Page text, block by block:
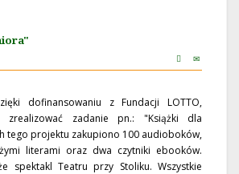
dofinansowaniu z Fundacji LOTTO,
zrealizować zadanie pn.: "Książki dla
tego projektu zakupiono 100 audioboków,
literami oraz dwa czytniki ebooków.
spektakl Teatru przy Stoliku. Wszystkie